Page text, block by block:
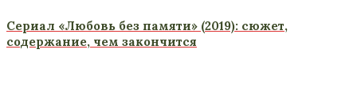
Сериал «Любовь без памяти» (2019): сюжет,
содержание, чем закончится